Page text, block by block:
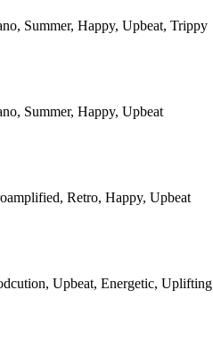
Summer, Happy, Upbeat, Trippy
Summer, Happy, Upbeat
Retro, Happy, Upbeat
Upbeat, Energetic, Uplifting